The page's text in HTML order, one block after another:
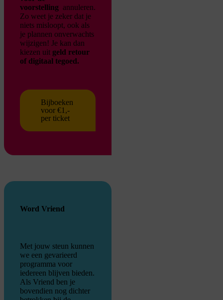
voorstelling annuleren.
Zo weet je zeker dat je
niets misloopt, ook als
je plannen onverwachts
wijzigen! Je kan dan
kiezen uit geld retour
of digitaal tegoed.
Bijboeken
voor €1,-
per ticket
Word Vriend
Met jouw steun kunnen
we een gevarieerd
programma voor
iedereen blijven bieden.
Als Vriend ben je
bovendien nog dichter